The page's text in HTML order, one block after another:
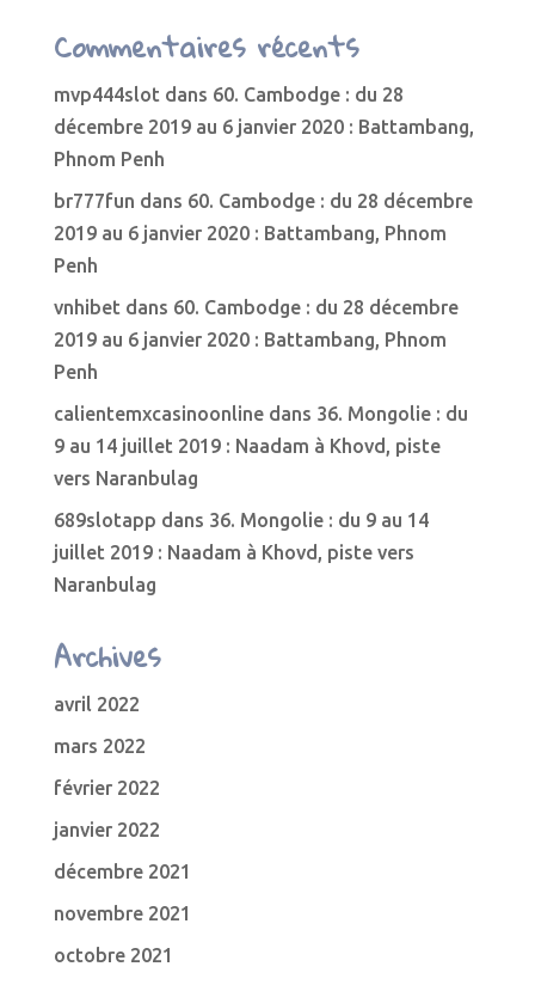
Commentaires récents
mvp444slot dans 60. Cambodge : du 28
décembre 2019 au 6 janvier 2020 : Battambang,
Phnom Penh
br777fun dans 60. Cambodge : du 28 décembre
2019 au 6 janvier 2020 : Battambang, Phnom
Penh
vnhibet dans 60. Cambodge : du 28 décembre
2019 au 6 janvier 2020 : Battambang, Phnom
Penh
calientemxcasinoonlinedans 36. Mongolie : du
9 au 14 juillet 2019 : Naadam à Khovd, piste
vers Naranbulag
689slotapp dans 36. Mongolie : du 9 au 14
juillet 2019 : Naadam à Khovd, piste vers
Naranbulag
Archives
avril 2022
mars 2022
février 2022
janvier 2022
décembre 2021
novembre 2021
octobre 2021